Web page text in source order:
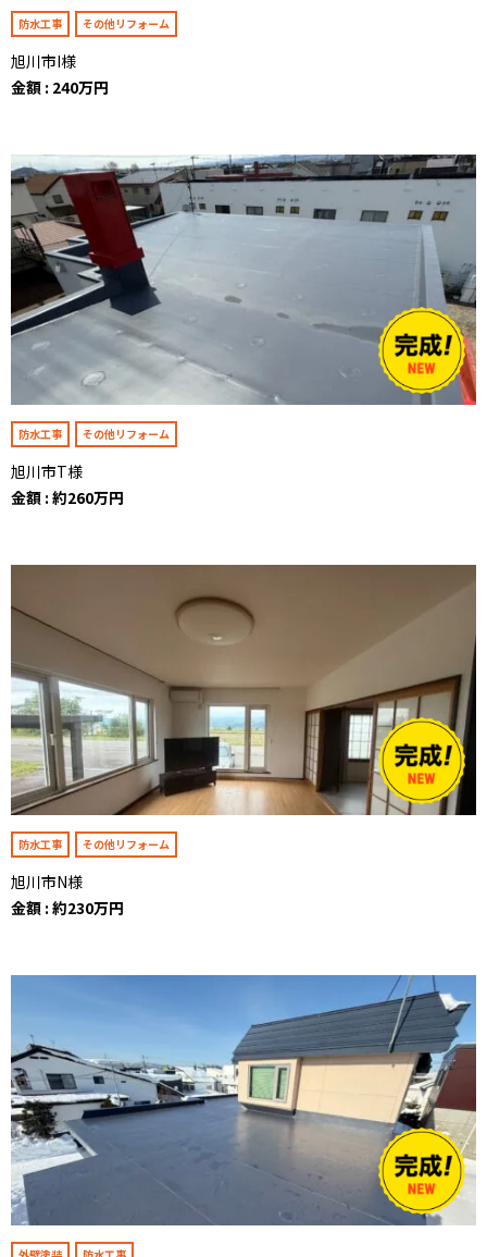
防水工事 その他リフォーム
旭川市I様
金額 : 240万円
防水工事 その他リフォーム
旭川市T様
金額 : 約260万円
防水工事 その他リフォーム
旭川市N様
金額 : 約230万円